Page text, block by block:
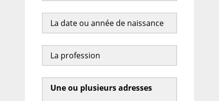
La date ou année de naissance
La profession
Une ou plusieurs adresses